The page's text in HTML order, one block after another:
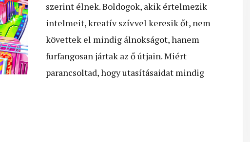
szerint élnek. Boldogok, akik értelmezik
intelmeit, kreatív szívvel keresik őt, nem
követtek el mindig álnokságot, hanem
furfangosan jártak az ő útjain. Miért
parancsoltad, hogy utasításaidat mindig